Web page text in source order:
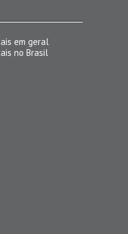
em geral
no Brasil